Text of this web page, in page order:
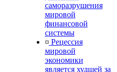
саморазрушения
мировой
финансовой
системы
¤ Рецессия
мировой
экономики
является худшей за